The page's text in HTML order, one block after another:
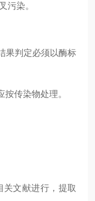
污染。
果判定必须以酶标
传染物处理。
文献进行，提取